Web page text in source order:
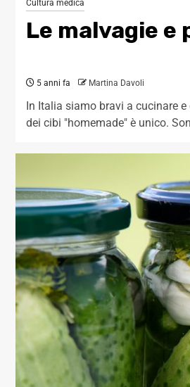
Cultura medica
Le malvagie e
5 anni fa Martina Davoli
In Italia siamo bravi a cucinare
dei cibi "homemade" è unico.